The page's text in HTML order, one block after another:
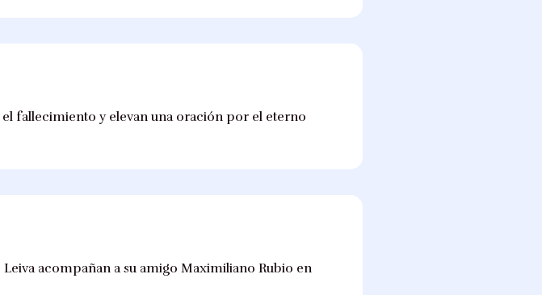
fallecimiento y elevan una oración por el eterno
Leiva acompañan a su amigo Maximiliano Rubio en